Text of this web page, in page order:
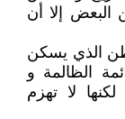
البعض إلا أن
الذي يسكن
الظالمة و
لا تهزم